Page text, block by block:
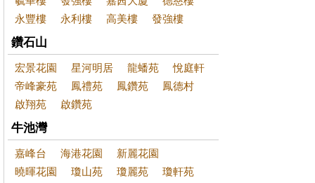
永豐樓
永利樓 高美樓 發強樓
鑽石山
宏景花園 星河明居 龍蟠苑
悅庭軒
帝峰豪苑
鳳禮苑 鳳鑽苑
鳳德村
啟翔苑
啟鑽苑
牛池灣
嘉峰台 海港花園
新麗花園
曉暉花園
瓊山苑 瓊麗苑
瓊軒苑